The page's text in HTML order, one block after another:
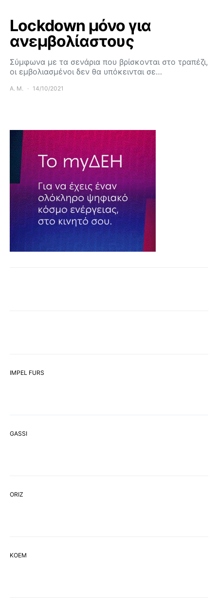
Lockdown μόνο για
ανεμβολίαστους
Σύμφωνα με τα σενάρια που βρίσκονται στο τραπέζι,
οι εμβολιασμένοι δεν θα υπόκεινται σε…
Α. Μ. 14/10/2021
IMPEL FURS
GASSI
ORIZ
ΚΟΕΜ